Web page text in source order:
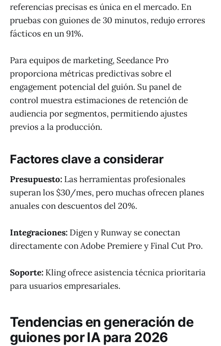
referencias precisas es única en el mercado. En
pruebas con guiones de 30 minutos, redujo errores
fácticos en un 91%.
Para equipos de marketing, Seedance Pro
proporciona métricas predictivas sobre el
engagement potencial del guión. Su panel de
control muestra estimaciones de retención de
audiencia por segmentos, permitiendo ajustes
previos a la producción.
Factores clave a considerar
Presupuesto: Las herramientas profesionales
superan los $30/mes, pero muchas ofrecen planes
anuales con descuentos del 20%.
Integraciones: Digen y Runway se conectan
directamente con Adobe Premiere y Final Cut Pro.
Soporte: Kling ofrece asistencia técnica prioritaria
para usuarios empresariales.
Tendencias en generación de
guiones por IA para 2026